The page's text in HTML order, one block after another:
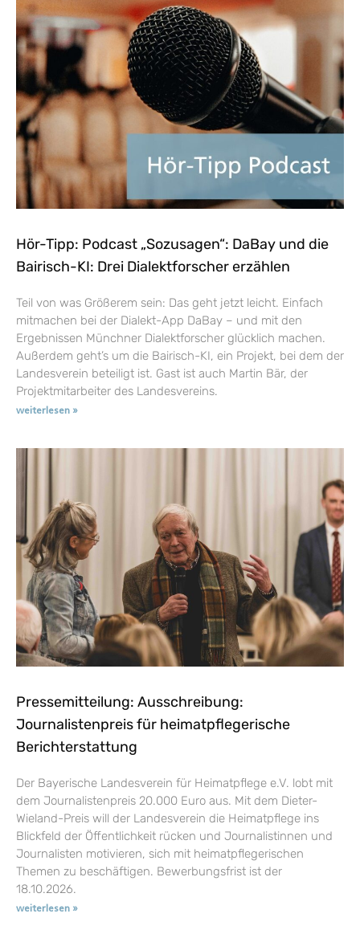
Hör-Tipp: Podcast „Sozusagen“: DaBay und die
Bairisch-KI: Drei Dialektforscher erzählen
Teil von was Größerem sein: Das geht jetzt leicht. Einfach
mitmachen bei der Dialekt-App DaBay – und mit den
Ergebnissen Münchner Dialektforscher glücklich machen.
Außerdem geht’s um die Bairisch-KI, ein Projekt, bei dem der
Landesverein beteiligt ist. Gast ist auch Martin Bär, der
Projektmitarbeiter des Landesvereins.
weiterlesen »
Pressemitteilung: Ausschreibung:
Journalistenpreis für heimatpflegerische
Berichterstattung
Der Bayerische Landesverein für Heimatpflege e.V. lobt mit
dem Journalistenpreis 20.000 Euro aus. Mit dem Dieter-
Wieland-Preis will der Landesverein die Heimatpflege ins
Blickfeld der Öffentlichkeit rücken und Journalistinnen und
Journalisten motivieren, sich mit heimatpflegerischen
Themen zu beschäftigen. Bewerbungsfrist ist der
18.10.2026.
weiterlesen »